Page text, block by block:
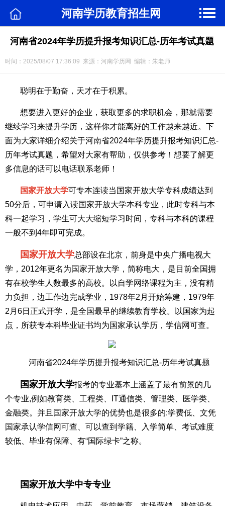
河南学历教育招生网
河南省2024年学历提升报考知识汇总-历年考试真题
时间：2025/08/07 17:36:09 来源：河南学历网 编辑：朱老师
聪明在于勤奋，天才在于积累。
想要进入更好的企业，获取更多的求职机会，那就需要
继续学习来提升学历，这样你才能离好的工作越来越近。下
面为大家详细介绍关于河南省2024年学历提升报考知识汇总-
历年考试真题，希望对大家有帮助，仅供参考！想要了解更
多信息的话可以电话联系老师！
国家开放大学可专本连读当国家开放大学专科成绩达到
50分后，可申请入读国家开放大学本科专业，此时专科与本
科一起学习，学生可大大缩短学习时间，专科与本科的课程
一般不到4年即可完成。
国家开放大学总部设在北京，前身是中央广播电视大
学，2012年更名为国家开放大学，简称电大，是目前全国拥
有在校学生人数最多的高校。以自学网络课程为主，没有精
力负担，边工作边完成学业，1978年2月开始筹建，1979年
2月6日正式开学，是全国最早的继续教育学校。以国家为起
点，所获专本科毕业证书均为国家承认学历，学信网可查。
河南省2024年学历提升报考知识汇总-历年考试真题
国家开放大学报考的专业基本上涵盖了最有前景的几
个专业,例如教育类、工程类、IT通信类、管理类、医学类、
金融类。并且国家开放大学的优势也是很多的:学费低、文凭
国家承认学信网可查、可以查到学籍、入学简单、考试难度
较低、毕业有保障、有“国际绿卡”之称。
国家开放大学中专专业